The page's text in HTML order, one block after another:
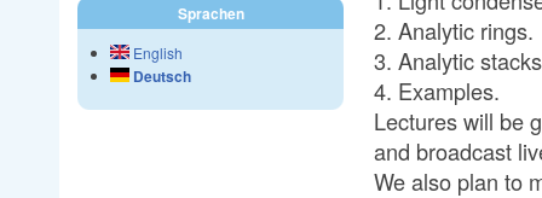
2. Analytic rings.
3. Analytic
4. Examples.
Lectures will be
and broadcast
We also plan to
Sprachen
English
Deutsch